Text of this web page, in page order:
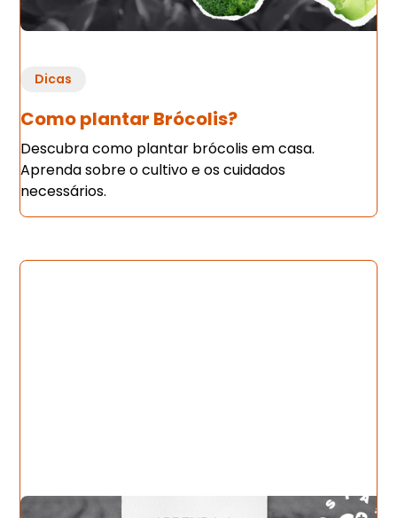
Dicas
Como plantar Brócolis?
Descubra como plantar brócolis em casa.
Aprenda sobre o cultivo e os cuidados
necessários.